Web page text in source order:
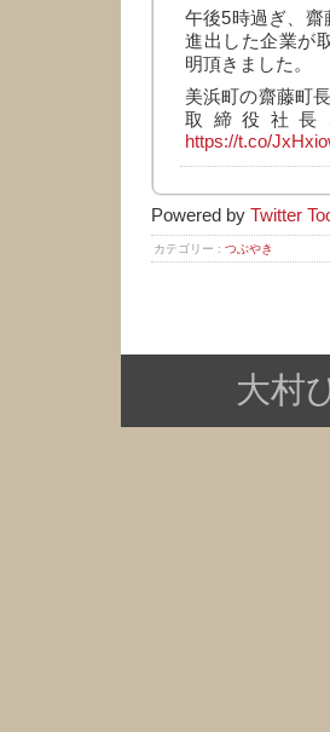
午後5時過ぎ、齋
進出した企業が
明頂きました。
美浜町の齋藤町
取締役社
https://t.co/
Powered by Twitter
カテゴリー : つぶやき
大村